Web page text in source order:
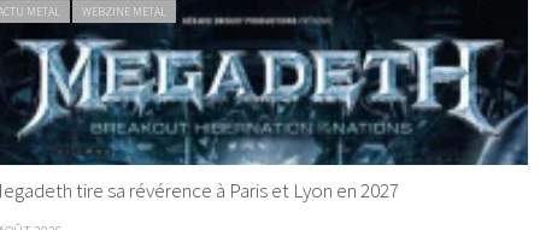
METAL WEBZINE METAL
tire sa révérence à Paris et Lyon en 2027